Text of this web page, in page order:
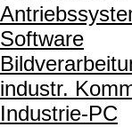
Software
industr.
Industrie-PC